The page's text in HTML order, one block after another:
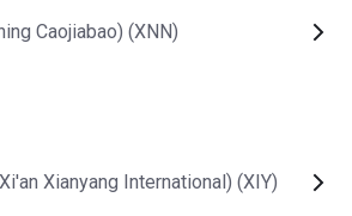
Caojiabao) (XNN)
Xianyang International) (XIY)